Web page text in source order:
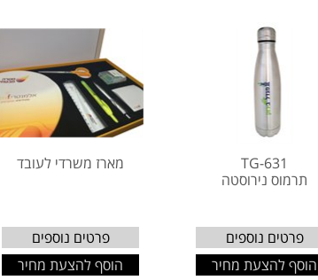
TG-631
תרמוס נירוסטה
פרטים נוספים
הוסף להצעת מחיר
מארז משרדי לעובד
פרטים נוספים
הוסף להצעת מחיר